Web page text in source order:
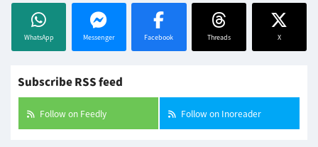
WhatsApp Messenger Facebook Threads X
Subscribe RSS feed
Follow on Feedly Follow on Inoreader